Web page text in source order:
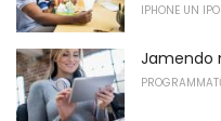
IPHONE UN
Jamendo